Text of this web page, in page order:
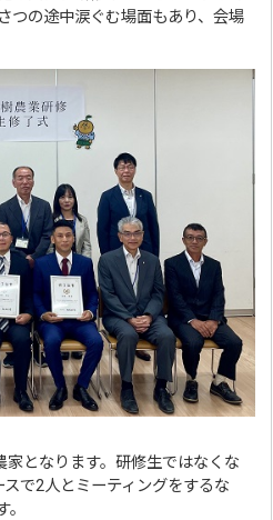
つの途中涙ぐむ場面もあり、会場
となります。研修生ではなくな
で2人とミーティングをするな